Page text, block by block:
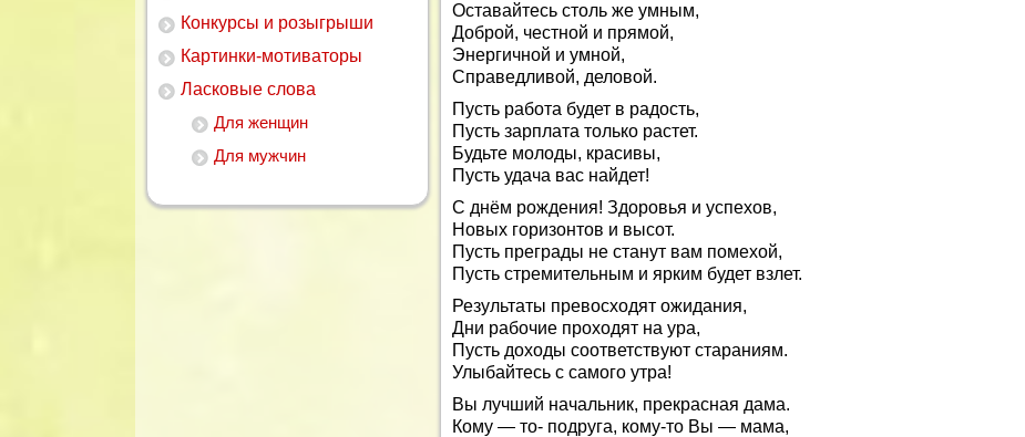
Конкурсы и розыгрыши
Картинки-мотиваторы
Ласковые слова
Для женщин
Для мужчин
Оставайтесь столь же умным,
Доброй, честной и прямой,
Энергичной и умной,
Справедливой, деловой.
Пусть работа будет в радость,
Пусть зарплата только растет.
Будьте молоды, красивы,
Пусть удача вас найдет!
С днём рождения! Здоровья и успехов,
Новых горизонтов и высот.
Пусть преграды не станут вам помехой,
Пусть стремительным и ярким будет взлет.
Результаты превосходят ожидания,
Дни рабочие проходят на ура,
Пусть доходы соответствуют стараниям.
Улыбайтесь с самого утра!
Вы лучший начальник, прекрасная дама.
Кому — то- подруга, кому-то Вы — мама,